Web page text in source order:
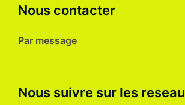
Nous contacter
Par message
Nous suivre sur les